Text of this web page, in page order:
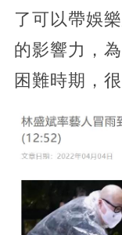
了可以帶娛
的影響力，
困難時期，